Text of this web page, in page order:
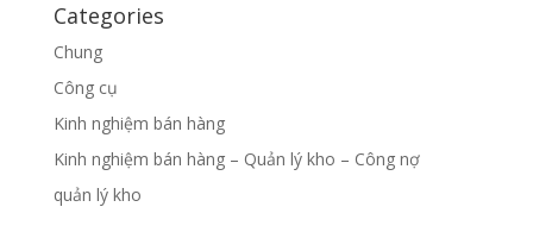
Categories
Chung
Công cụ
Kinh nghiệm bán hàng
Kinh nghiệm bán hàng – Quản lý kho – Công nợ
quản lý kho